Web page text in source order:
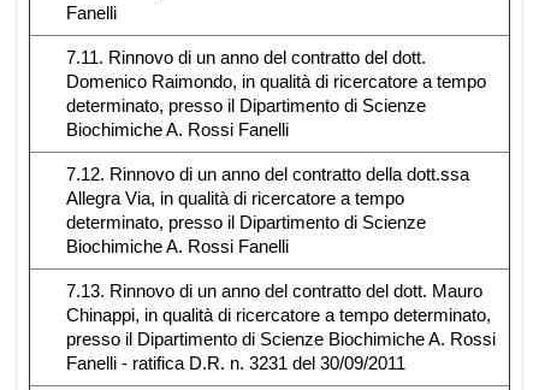
Fanelli
7.11. Rinnovo di un anno del contratto del dott.
Domenico Raimondo, in qualità di ricercatore a tempo
determinato, presso il Dipartimento di Scienze
Biochimiche A. Rossi Fanelli
7.12. Rinnovo di un anno del contratto della dott.ssa
Allegra Via, in qualità di ricercatore a tempo
determinato, presso il Dipartimento di Scienze
Biochimiche A. Rossi Fanelli
7.13. Rinnovo di un anno del contratto del dott. Mauro
Chinappi, in qualità di ricercatore a tempo determinato,
presso il Dipartimento di Scienze Biochimiche A. Rossi
Fanelli - ratifica D.R. n. 3231 del 30/09/2011